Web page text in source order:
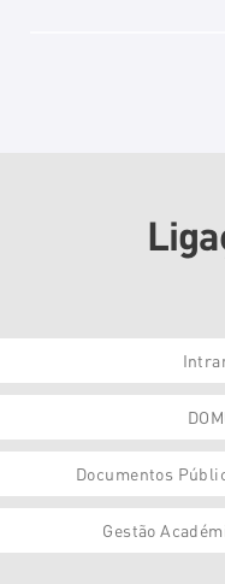
Documentos
Gestão